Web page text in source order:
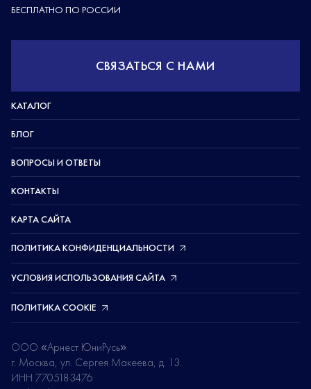
БЕСПЛАТНО ПО РОССИИ
СВЯЗАТЬСЯ С НАМИ
КАТАЛОГ
БЛОГ
ВОПРОСЫ И ОТВЕТЫ
КОНТАКТЫ
КАРТА САЙТА
ПОЛИТИКА КОНФИДЕНЦИАЛЬНОСТИ
УСЛОВИЯ ИСПОЛЬЗОВАНИЯ САЙТА
ПОЛИТИКА COOKIE
ООО «Арнест ЮниРусь»
г. Москва, ул. Сергея Макеева, д. 13.
ИНН 7705183476